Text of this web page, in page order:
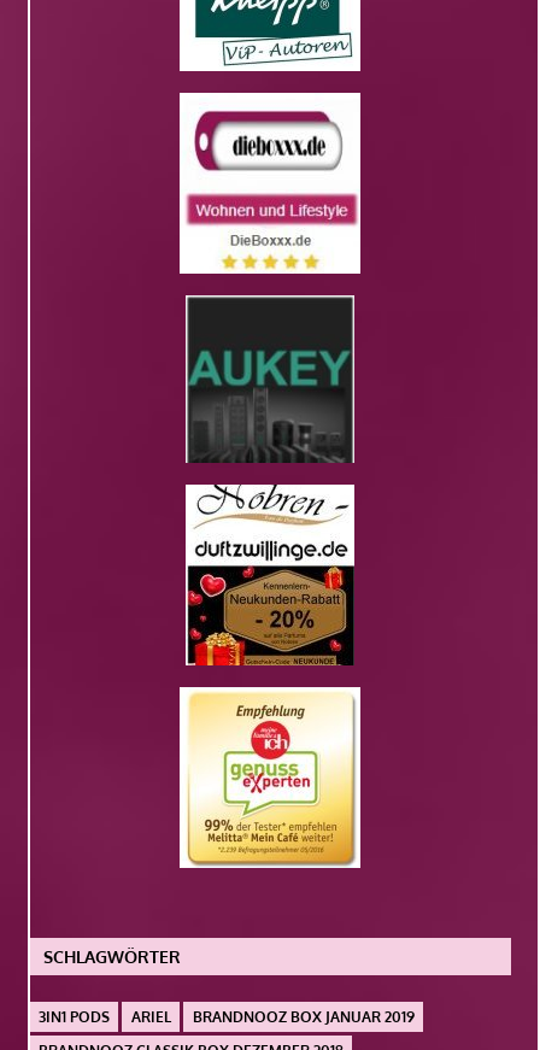
SCHLAGWÖRTER
3IN1 PODS ARIEL
BRANDNOOZ BOX JANUAR 2019